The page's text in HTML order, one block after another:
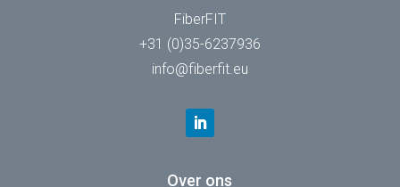
FiberFIT
+31 (0)35-6237936
info@fiberfit.eu
Over ons